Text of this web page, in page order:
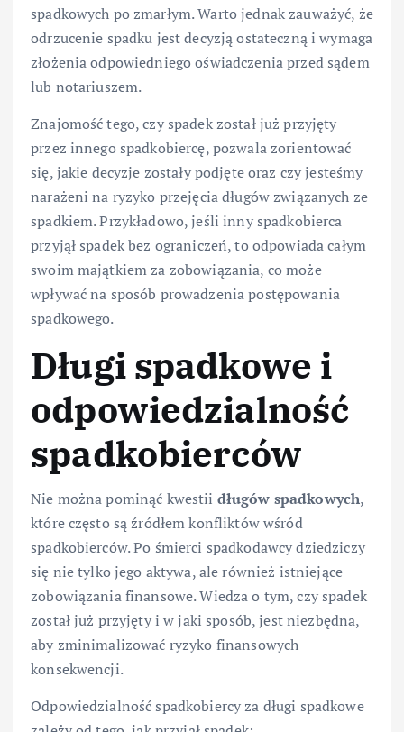
spadkowych po zmarłym. Warto jednak zauważyć, że
odrzucenie spadku jest decyzją ostateczną i wymaga
złożenia odpowiedniego oświadczenia przed sądem
lub notariuszem.
Znajomość tego, czy spadek został już przyjęty
przez innego spadkobiercę, pozwala zorientować
się, jakie decyzje zostały podjęte oraz czy jesteśmy
narażeni na ryzyko przejęcia długów związanych ze
spadkiem. Przykładowo, jeśli inny spadkobierca
przyjął spadek bez ograniczeń, to odpowiada całym
swoim majątkiem za zobowiązania, co może
wpływać na sposób prowadzenia postępowania
spadkowego.
Długi spadkowe i
odpowiedzialność
spadkobierców
Nie można pominąć kwestii długów spadkowych,
które często są źródłem konfliktów wśród
spadkobierców. Po śmierci spadkodawcy dziedziczy
się nie tylko jego aktywa, ale również istniejące
zobowiązania finansowe. Wiedza o tym, czy spadek
został już przyjęty i w jaki sposób, jest niezbędna,
aby zminimalizować ryzyko finansowych
konsekwencji.
Odpowiedzialność spadkobiercy za długi spadkowe